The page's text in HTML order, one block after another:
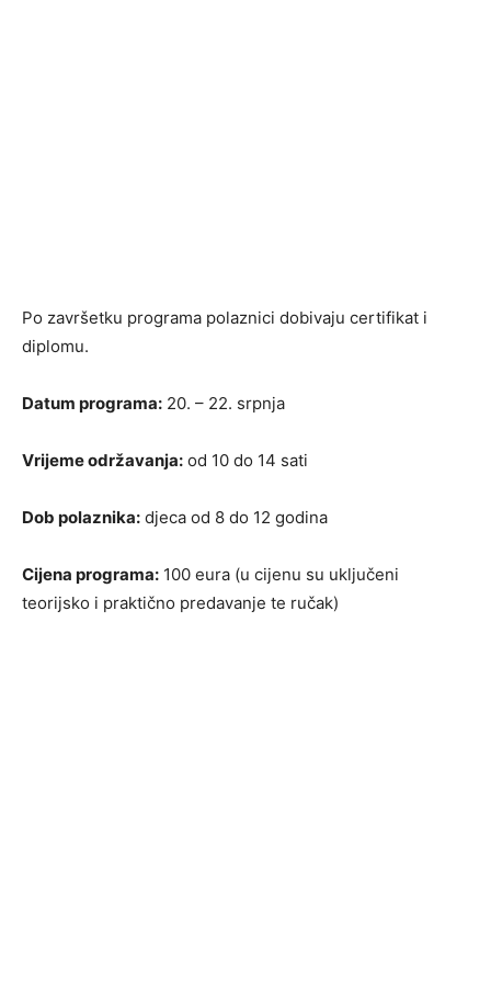
Po završetku programa polaznici dobivaju certifikat i
diplomu.
Datum programa: 20. – 22. srpnja
Vrijeme održavanja: od 10 do 14 sati
Dob polaznika: djeca od 8 do 12 godina
Cijena programa: 100 eura (u cijenu su uključeni
teorijsko i praktično predavanje te ručak)